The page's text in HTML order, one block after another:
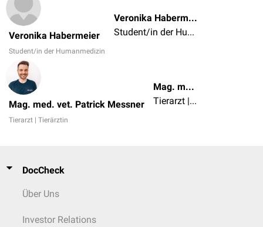
Veronika Habermeier
Student/in der Humanmedizin
Veronika Habermeier
Student/in der Humanmedizin
Mag. med. vet. Patrick Messner
Tierarzt | Tierärztin
Mag. med. vet. Patrick Messner
Tierarzt | Tierärztin
DocCheck
Über Uns
Investor Relations